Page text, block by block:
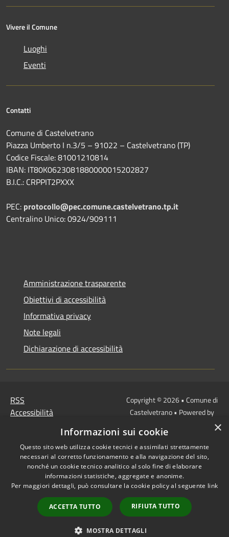
Vivere il Comune
Luoghi
Eventi
Contatti
Comune di Castelvetrano
Piazza Umberto I n.3/5 – 91022 – Castelvetrano (TP)
Codice Fiscale: 81001210814
IBAN: IT80K0623081880000015202827
B.I.C.: CRPPIT2PXXX
PEC: protocollo@pec.comune.castelvetrano.tp.it
Centralino Unico: 0924/909111
Amministrazione trasparente
Obiettivi di accessibilità
Informativa privacy
Note legali
Dichiarazione di accessibilità
RSS
Accessibilità
Mappa del sito
Link
Protocollo Urbi Smart
Cedolino Online
Posta elettronica
ordinaria
Copyright © 2026 • Comune di
Castelvetrano • Powered by
redazione
×
Informazioni sui cookie
Questo sito web utilizza cookie tecnici e assimilati strettamente
necessari al corretto funzionamento e alla navigazione del sito,
nonché un cookie tecnico analitico al solo fine di elaborare
informazioni statistiche, aggregate e anonime.
Per maggiori dettagli, può consultare la cookie policy al seguente link
ACCETTA TUTTO RIFIUTA TUTTO
MOSTRA DETTAGLI